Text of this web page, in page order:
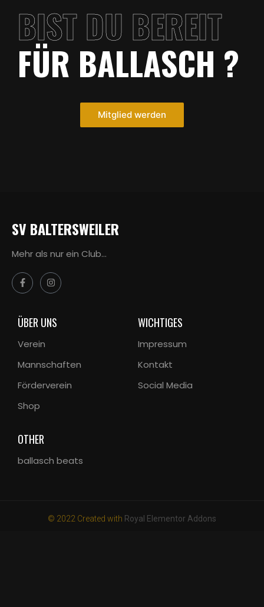
BIST DU BEREIT
FÜR BALLASCH ?
Mitglied werden
SV BALTERSWEILER
Mehr als nur ein Club…
ÜBER UNS
Verein
Mannschaften
Förderverein
Shop
WICHTIGES
Impressum
Kontakt
Social Media
OTHER
ballasch beats
© 2022 Created with Royal Elementor Addons